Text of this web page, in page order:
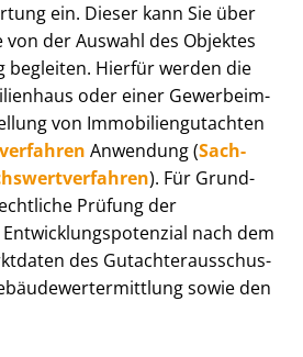
ein. Dieser kann Sie über
von der Auswahl des Objektes
begleiten. Hierfür werden die
oder einer Ge­wer­be­im­
von Im­mo­bi­li­en­gut­ach­ten
Anwendung (Sach­
). Für Grund­
Prüfung der
nach dem
des Gut­ach­ter­aus­schus­
sowie den